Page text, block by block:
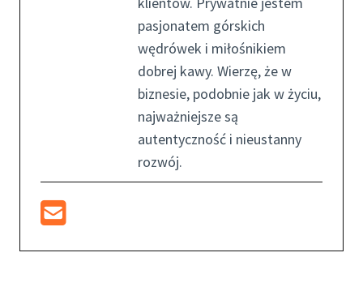
pasjonatem górskich
wędrówek i miłośnikiem
dobrej kawy. Wierzę, że w
biznesie, podobnie jak w życiu,
najważniejsze są
autentyczność i nieustanny
rozwój.